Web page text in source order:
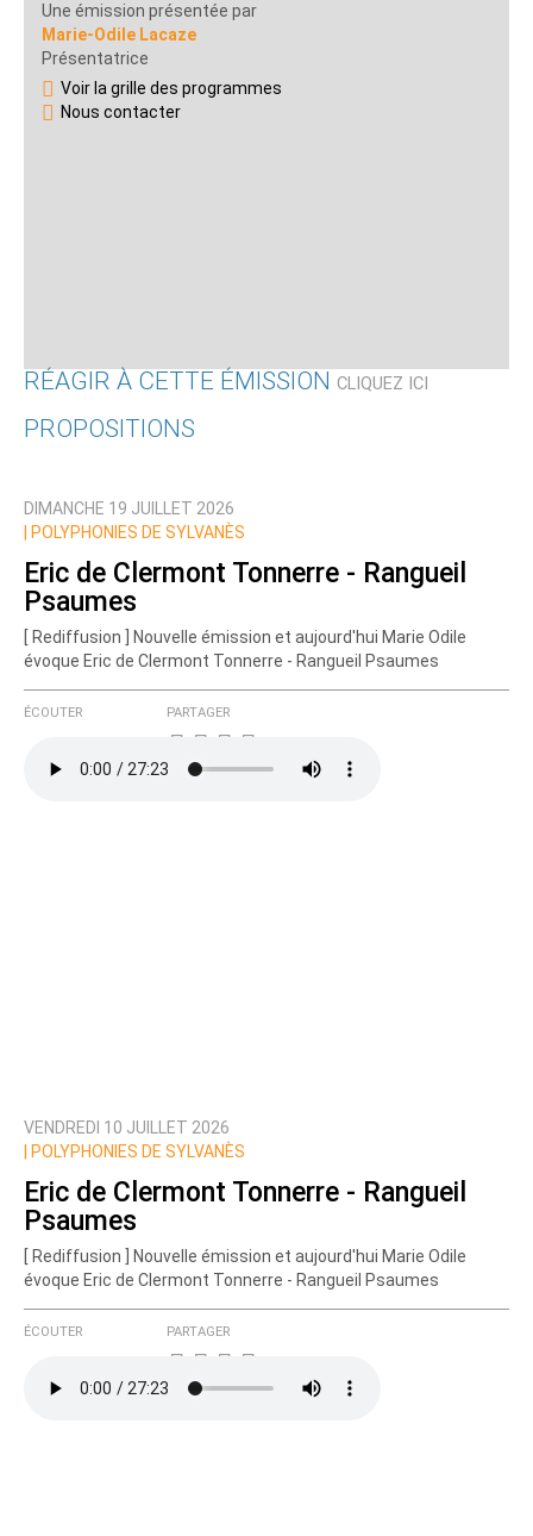
Une émission présentée par
Marie-Odile Lacaze
Présentatrice
Voir la grille des programmes
Nous contacter
RÉAGIR À CETTE ÉMISSION CLIQUEZ ICI
Nom
Ajoutez votre commentaire ici
Prévenez-moi de tous les nouveaux commentaires
PROPOSITIONS
DIMANCHE 19 JUILLET 2026
POLYPHONIES DE SYLVANÈS
Eric de Clermont Tonnerre - Rangueil
Psaumes
[ Rediffusion ] Nouvelle émission et aujourd'hui Marie Odile
évoque Eric de Clermont Tonnerre - Rangueil Psaumes
ÉCOUTER PARTAGER
VENDREDI 10 JUILLET 2026
POLYPHONIES DE SYLVANÈS
Eric de Clermont Tonnerre - Rangueil
Psaumes
[ Rediffusion ] Nouvelle émission et aujourd'hui Marie Odile
évoque Eric de Clermont Tonnerre - Rangueil Psaumes
ÉCOUTER PARTAGER